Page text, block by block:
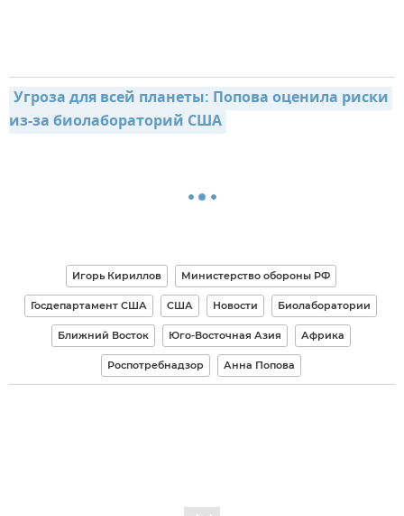
Угроза для всей планеты: Попова оценила риски
из-за биолабораторий США
Игорь Кириллов Министерство обороны РФ
Госдепартамент США США Новости Биолаборатории
Ближний Восток Юго-Восточная Азия Африка
Роспотребнадзор Анна Попова